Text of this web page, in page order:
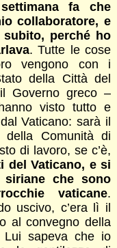
fa che
collaboratore, e
perché ho
. Tutte le cose
vengono con i
della Città del
Governo greco –
visto tutto e
Vaticano: sarà il
della Comunità di
di lavoro, se c’è,
del Vaticano, e si
siriane che sono
vaticane.
uscivo, c’era lì il
al convegno della
Lui sapeva che io